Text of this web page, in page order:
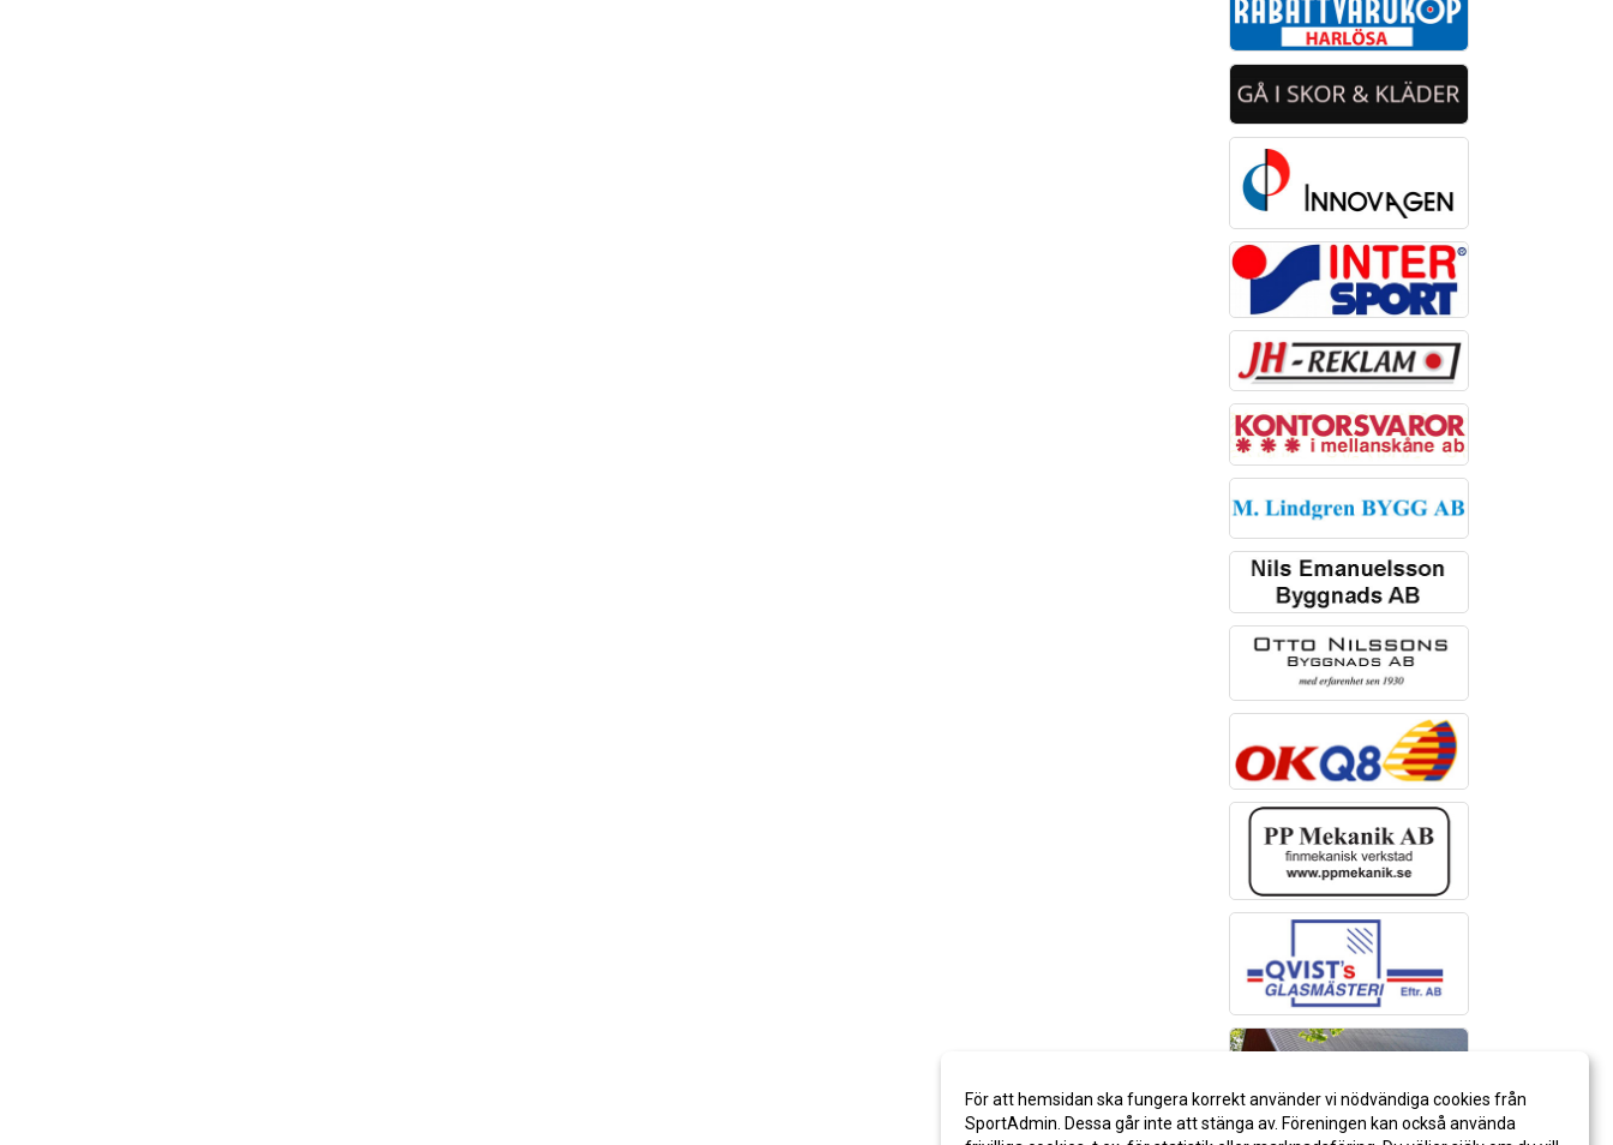
För att hemsidan ska fungera korrekt använder vi nödvändiga cookies från
SportAdmin. Dessa går inte att stänga av. Föreningen kan också använda